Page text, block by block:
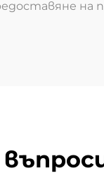
на